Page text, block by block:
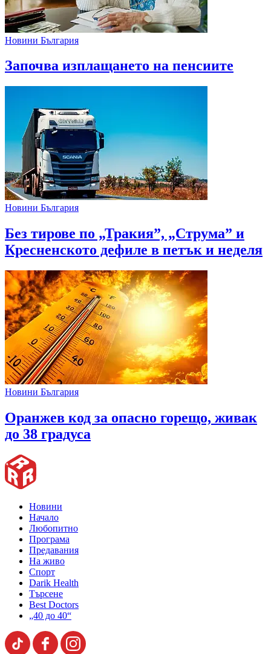
Новини България
Започва изплащането на пенсиите
Новини България
Без тирове по „Тракия”, „Струма” и
Кресненското дефиле в петък и неделя
Новини България
Оранжев код за опасно горещо, живак
до 38 градуса
Новини
Начало
Любопитно
Програма
Предавания
На живо
Спорт
Darik Health
Търсене
Best Doctors
„40 до 40“